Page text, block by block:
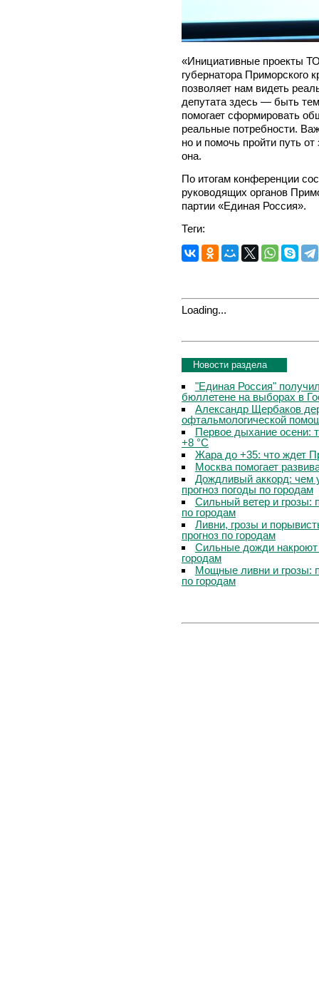
«Инициативные проекты
губернатора Приморского
позволяет нам видеть
депутата здесь — быть
помогает сформировать
реальные потребности.
но и помочь пройти путь
она.
По итогам конференции
руководящих органов
партии «Единая Россия».
Теги:
Loading...
Новости раздела
"Единая Россия"
бюллетене на выборах в
Александр Щербаков
офтальмологической
Первое дыхание осени:
+8 °C
Жара до +35: что ждет
Москва помогает
Дождливый аккорд: чем
прогноз погоды по городам
Сильный ветер и грозы:
по городам
Ливни, грозы и
прогноз по городам
Сильные дожди
городам
Мощные ливни и грозы:
по городам